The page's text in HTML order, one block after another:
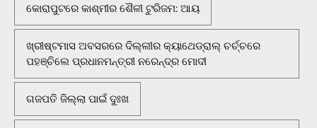
କୋରାପୁଟରେ କାଶ୍ମୀର ଶୈଳୀ ଟୁରିଜମ: ଆୟ
ଖ୍ରୀଷ୍ଟମାସ ଅବସରରେ ଦିଲ୍ଲୀର କ୍ୟାଥେଡ୍ରାଲ୍ ଚର୍ଚ୍ଚରେ
ପହଞ୍ଚିଲେ ପ୍ରଧାନମନ୍ତ୍ରୀ ନରେନ୍ଦ୍ର ମୋଦୀ
ଗଜପତି ଜିଲ୍ଲା ପାଇଁ ଦୁଃଖ